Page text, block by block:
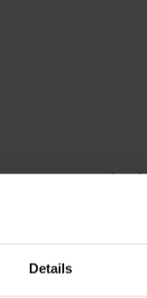
Details
altijd
-